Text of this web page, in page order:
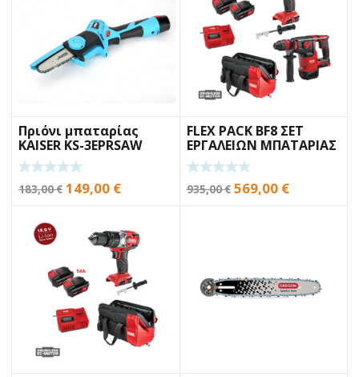
Πριόνι μπαταρίας
KAISER KS-3EPRSAW
183,00€ Original
183,00 €.
149,00 €Η
τιμή
είναι:
149,00 €.
FLEX PACK BF8 ΣΕΤ
ΕΡΓΑΛΕΙΩΝ ΜΠΑΤΑΡΙΑΣ
935,00€ Original
569,00 €Η